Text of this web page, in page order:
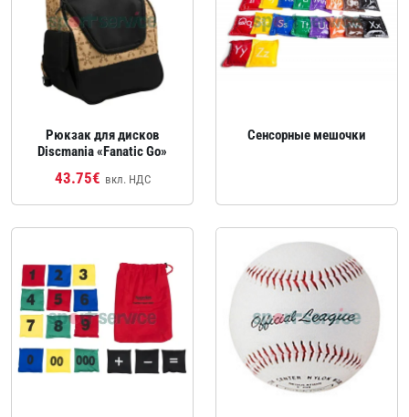
Рюкзак для дисков
Discmania «Fanatic Go»
43.75€ вкл. НДС
Сенсорные мешочки